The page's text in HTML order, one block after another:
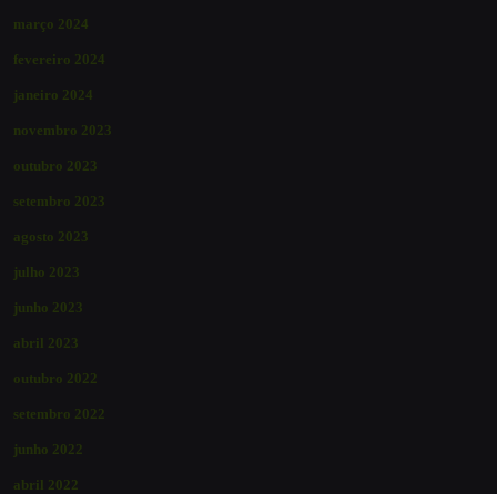
março 2024
fevereiro 2024
janeiro 2024
novembro 2023
outubro 2023
setembro 2023
agosto 2023
julho 2023
junho 2023
abril 2023
outubro 2022
setembro 2022
junho 2022
abril 2022